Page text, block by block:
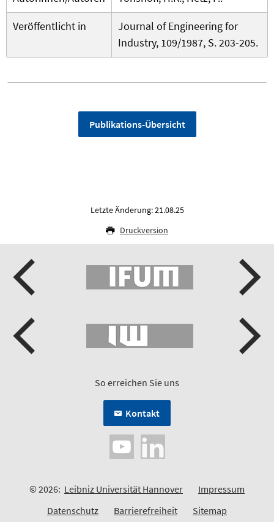
Veröffentlicht in
Journal of Engineering for
Industry, 109/1987, S. 203-205.
Publikations-Übersicht
Letzte Änderung: 21.08.25
Druckversion
So erreichen Sie uns
Kontakt
© 2026: Leibniz Universität Hannover
Impressum
Datenschutz
Barrierefreiheit Sitemap